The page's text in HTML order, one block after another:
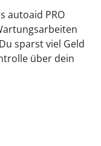
autoaid PRO
sparst viel Geld
über dein